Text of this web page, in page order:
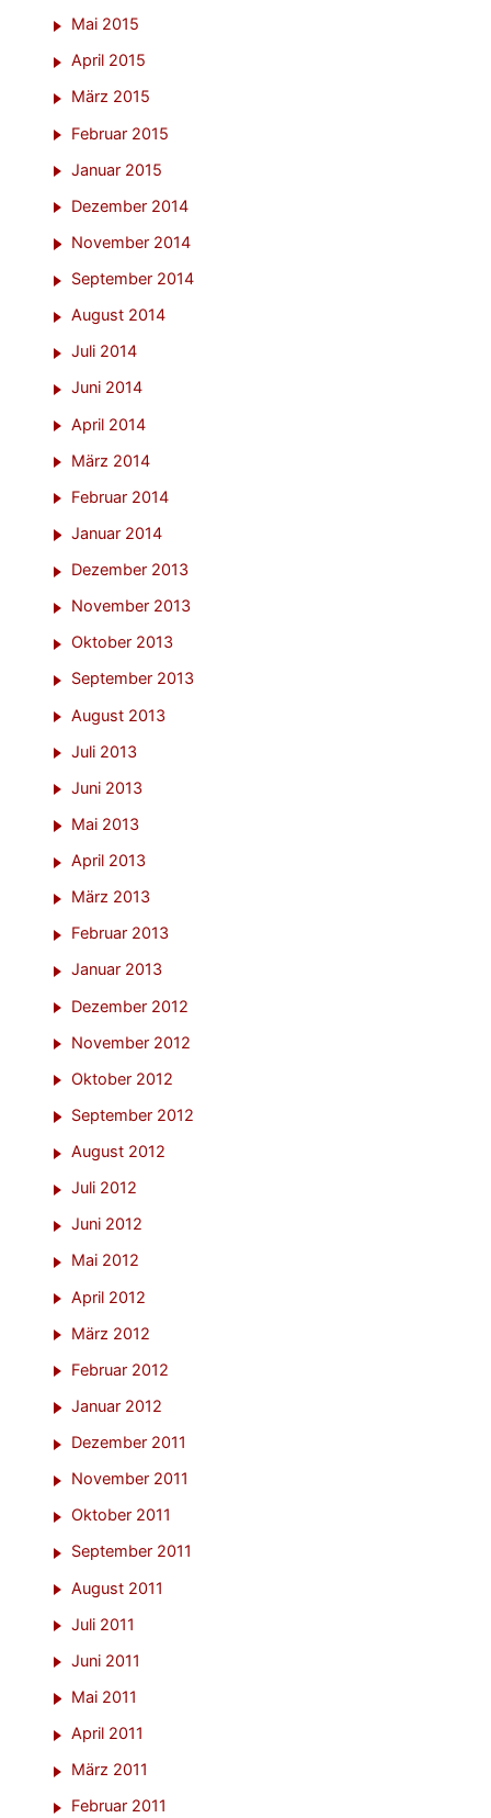
Mai 2015
April 2015
März 2015
Februar 2015
Januar 2015
Dezember 2014
November 2014
September 2014
August 2014
Juli 2014
Juni 2014
April 2014
März 2014
Februar 2014
Januar 2014
Dezember 2013
November 2013
Oktober 2013
September 2013
August 2013
Juli 2013
Juni 2013
Mai 2013
April 2013
März 2013
Februar 2013
Januar 2013
Dezember 2012
November 2012
Oktober 2012
September 2012
August 2012
Juli 2012
Juni 2012
Mai 2012
April 2012
März 2012
Februar 2012
Januar 2012
Dezember 2011
November 2011
Oktober 2011
September 2011
August 2011
Juli 2011
Juni 2011
Mai 2011
April 2011
März 2011
Februar 2011